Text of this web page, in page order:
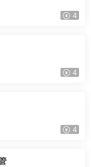
4
4
4